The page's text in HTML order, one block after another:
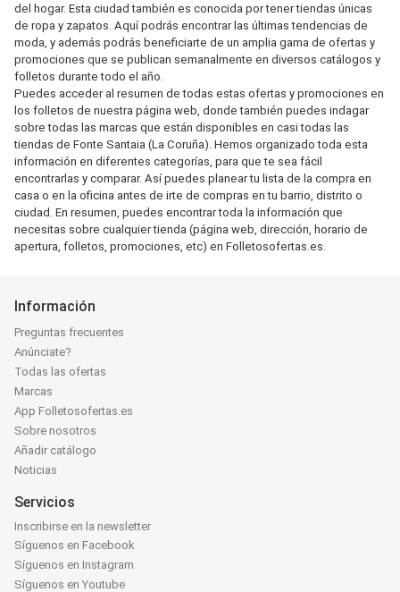
del hogar. Esta ciudad también es conocida por tener tiendas únicas
de ropa y zapatos. Aquí podrás encontrar las últimas tendencias de
moda, y además podrás beneficiarte de un amplia gama de ofertas y
promociones que se publican semanalmente en diversos catálogos y
folletos durante todo el año.
Puedes acceder al resumen de todas estas ofertas y promociones en
los folletos de nuestra página web, donde también puedes indagar
sobre todas las marcas que están disponibles en casi todas las
tiendas de Fonte Santaia (La Coruña). Hemos organizado toda esta
información en diferentes categorías, para que te sea fácil
encontrarlas y comparar. Así puedes planear tu lista de la compra en
casa o en la oficina antes de irte de compras en tu barrio, distrito o
ciudad. En resumen, puedes encontrar toda la información que
necesitas sobre cualquier tienda (página web, dirección, horario de
apertura, folletos, promociones, etc) en Folletosofertas.es.
Información
Preguntas frecuentes
Anúnciate?
Todas las ofertas
Marcas
App Folletosofertas.es
Sobre nosotros
Añadir catálogo
Noticias
Servicios
Inscribirse en la newsletter
Síguenos en Facebook
Síguenos en Instagram
Síguenos en Youtube